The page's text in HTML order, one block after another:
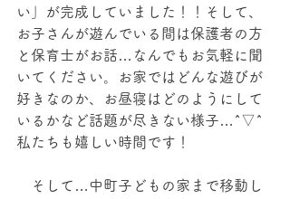
い」が完成していました！！そして、
お子さんが遊んでいる間は保護者の方
と保育士がお話…なんでもお気軽に聞
いてください。お家ではどんな遊びが
好きなのか、お昼寝はどのようにして
いるかなど話題が尽きない様子…^▽^
私たちも嬉しい時間です！
そして…中町子どもの家まで移動し